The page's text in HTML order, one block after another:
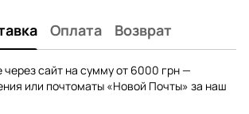
Оплата Возврат
через сайт на сумму от 6000 грн —
или почтоматы «Новой Почты» за наш